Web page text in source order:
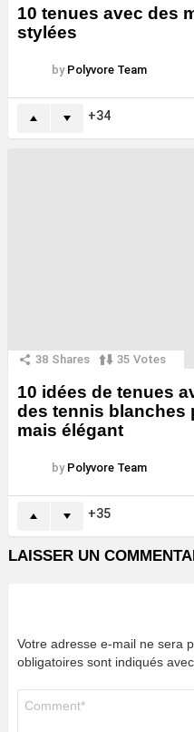
10 tenues avec des
stylées
by Polyvore Team
34
38 Shares 35 Votes
10 idées de tenues
des tennis blanches
mais élégant
by Polyvore Team
35
LAISSER UN
Votre adresse e-mail ne sera
obligatoires sont indiqués avec